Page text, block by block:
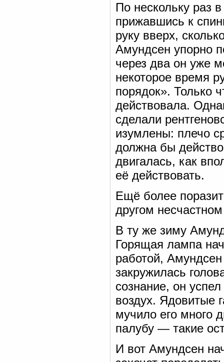
По нескольку раз
прижавшись к
руку вверх,
Амундсен упорно
через два он уже
некоторое время
порядок». Только
действовала.
сделали
изумлены: плечо
должна бы
двигалась, как
её действовать.
Ещё более
другом
В ту же зиму
Горящая лампа
работой,
закружилась
сознание, он
воздух. Ядовитые
мучило его много
палубу — такие
И вот Амундсен